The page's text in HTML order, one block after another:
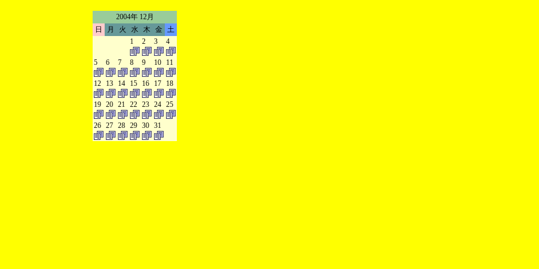
2004年 12月
日
月 火 水 木 金
土
1
2 3 4
5 6 7 8 9 10 11
12 13 14 15 16 17 18
19 20 21 22 23 24 25
26 27 28 29 30 31